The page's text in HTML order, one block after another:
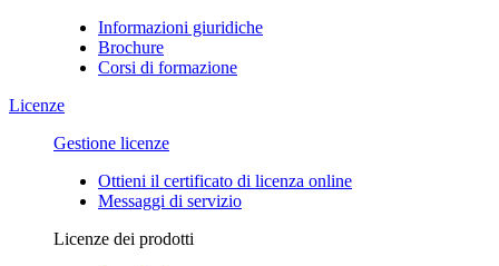
Informazioni giuridiche
Brochure
Corsi di formazione
Licenze
Gestione licenze
Ottieni il certificato di licenza online
Messaggi di servizio
Licenze dei prodotti